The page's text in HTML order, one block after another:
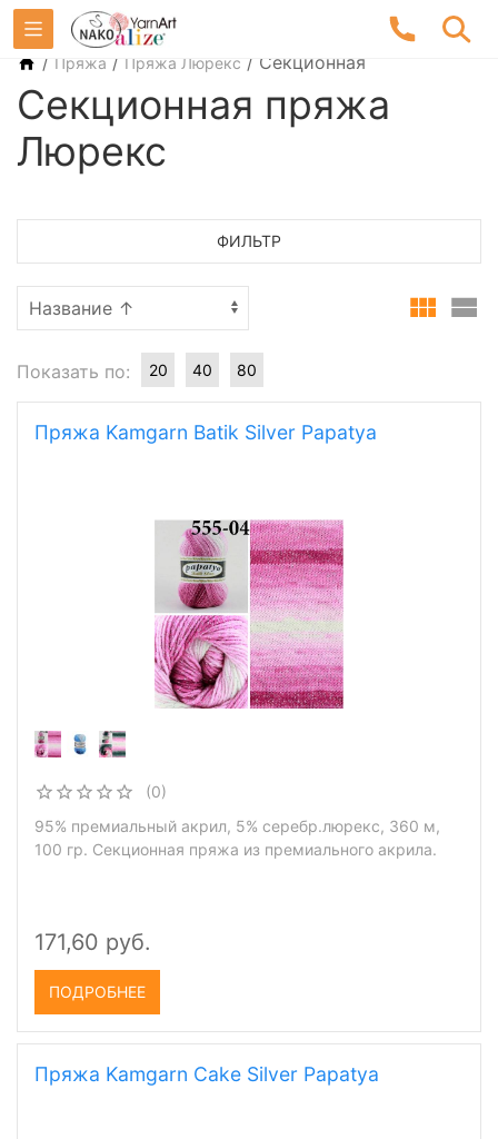
/ Пряжа / Пряжа Люрекс / Секционная
Секционная пряжа
Люрекс
ФИЛЬТР
Показать по: 20 40 80
Пряжа Kamgarn Batik Silver Papatya
(0)
95% премиальный акрил, 5% серебр.люрекс, 360 м,
100 гр. Секционная пряжа из премиального акрила.
171,60 руб.
ПОДРОБНЕЕ
Пряжа Kamgarn Cake Silver Papatya